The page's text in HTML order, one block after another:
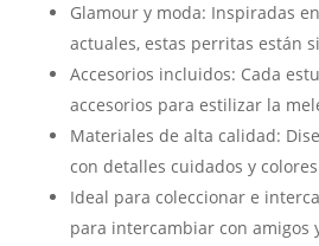
Glamour y moda: Inspiradas
actuales, estas perritas están
Accesorios incluidos: Cada
accesorios para estilizar la
Materiales de alta calidad:
con detalles cuidados y
Ideal para coleccionar e
para intercambiar con amigos